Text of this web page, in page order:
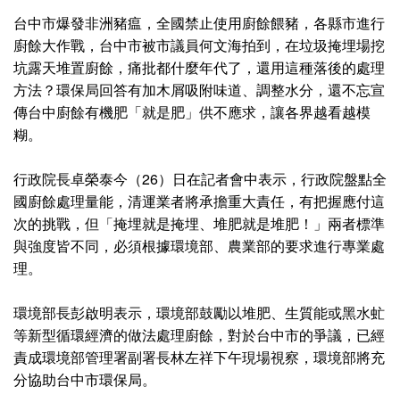
台中市爆發非洲豬瘟，全國禁止使用廚餘餵豬，各縣市進行
廚餘大作戰，台中市被市議員何文海拍到，在垃圾掩埋場挖
坑露天堆置廚餘，痛批都什麼年代了，還用這種落後的處理
方法？環保局回答有加木屑吸附味道、調整水分，還不忘宣
傳台中廚餘有機肥「就是肥」供不應求，讓各界越看越模
糊。
行政院長卓榮泰今（26）日在記者會中表示，行政院盤點全
國廚餘處理量能，清運業者將承擔重大責任，有把握應付這
次的挑戰，但「掩埋就是掩埋、堆肥就是堆肥！」兩者標準
與強度皆不同，必須根據環境部、農業部的要求進行專業處
理。
環境部長彭啟明表示，環境部鼓勵以堆肥、生質能或黑水虻
等新型循環經濟的做法處理廚餘，對於台中市的爭議，已經
責成環境部管理署副署長林左祥下午現場視察，環境部將充
分協助台中市環保局。